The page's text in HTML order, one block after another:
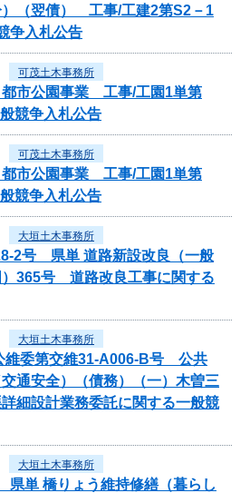
）（翌債） 工事/工建2第S2－1
争入札公告
可茂土木事務所
市公園事業 工事/工園1単第
競争入札公告
可茂土木事務所
市公園事業 工事/工園1単第
競争入札公告
大垣土木事務所
2号 県単 道路新設改良（一般
365号 道路改良工事に関する
大垣土木事務所
維委第交維31-A006-B号 公共
通安全）（債務）（一）木曽三
細設計業務委託に関する一般競
大垣土木事務所
単 橋りょう維持修繕（暮らし